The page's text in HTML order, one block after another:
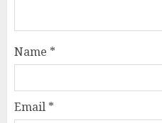
Name *
Email *